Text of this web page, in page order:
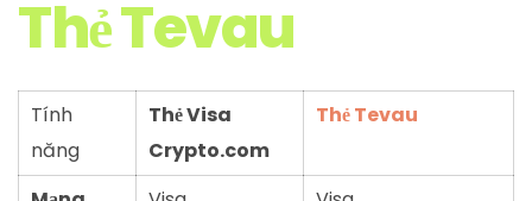
Thẻ Tevau
Tính
năng
Thẻ Visa
Crypto.com
Thẻ Tevau